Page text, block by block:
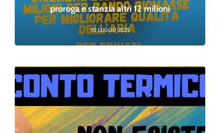
proroga e stanzia altri 12 milioni
30 LUGLIO 2025